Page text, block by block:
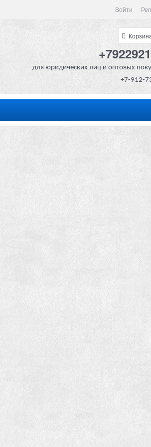
Войти
для юридических лиц и оптовых
+7-912-